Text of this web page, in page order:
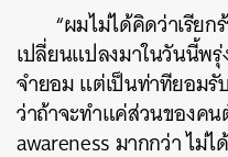
“ผมไม่ได้คิดว่าเรีย
เปลี่ยนแปลงมาในวันนี้พรุ่
จำยอม แต่เป็นท่าทียอมรั
ว่าถ้าจะทำแค่ส่วนของคน
awareness มากกว่า ไม่